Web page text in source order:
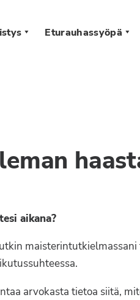
Eturauhassyöpä
aikana?
arvokasta tietoa siitä,